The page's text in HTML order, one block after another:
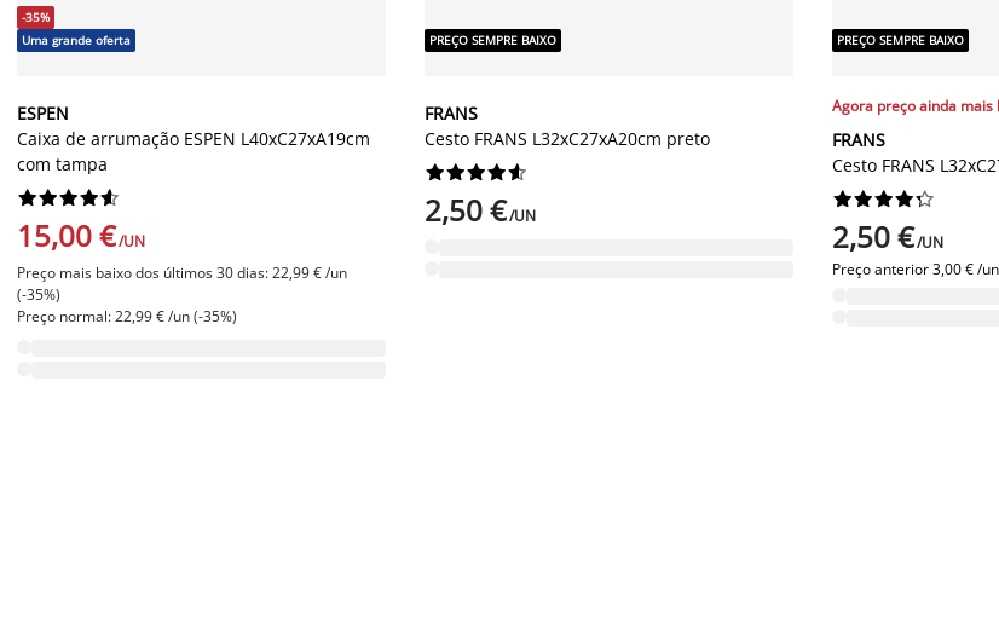
-35%
Uma grande oferta
ESPEN
Caixa de arrumação ESPEN L40xC27xA19cm
com tampa






15,00 €/UN
Preço mais baixo dos últimos 30 dias: 22,99 € /un
(-35%)
Preço normal: 22,99 € /un (-35%)
PREÇO SEMPRE BAIXO
FRANS
Cesto FRANS L32xC27xA20cm preto






2,50 €/UN
PREÇO SEMPRE BAIXO
Agora preço ainda mais
FRANS
Cesto FRANS






2,50 €/UN
Preço anterior3,00 € /un